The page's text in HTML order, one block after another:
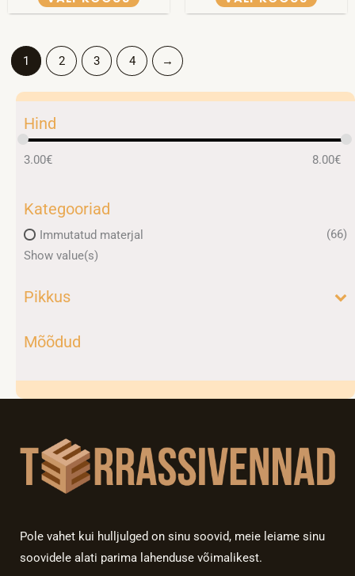
Hind
3.00€ 8.00€
Kategooriad
Immutatud materjal
(66)
Show value(s)
Pikkus
Mõõdud
1 2 3 4 →
Pole vahet kui hulljulged on sinu soovid, meie leiame sinu
soovidele alati parima lahenduse võimalikest.